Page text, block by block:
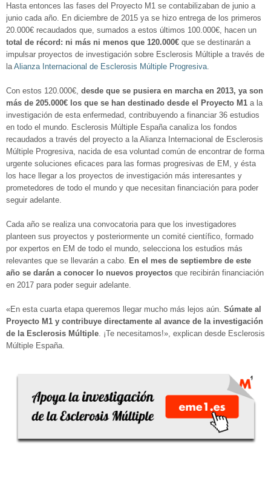
Hasta entonces las fases del Proyecto M1 se contabilizaban de junio a
junio cada año. En diciembre de 2015 ya se hizo entrega de los primeros
20.000€ recaudados que, sumados a estos últimos 100.000€, hacen un
total de récord: ni más ni menos que 120.000€ que se destinarán a
impulsar proyectos de investigación sobre Esclerosis Múltiple a través de
la Alianza Internacional de Esclerosis Múltiple Progresiva
Con estos 120.000€, desde que se pusiera en marcha en 2013, ya son
más de 205.000€ los que se han destinado desde el Proyecto M1 a la
investigación de esta enfermedad, contribuyendo a financiar 36 estudios
en todo el mundo. Esclerosis Múltiple España canaliza los fondos
recaudados a través del proyecto a la Alianza Internacional de Esclerosis
Múltiple Progresiva, nacida de esa voluntad común de encontrar de forma
urgente soluciones eficaces para las formas progresivas de EM, y ésta
los hace llegar a los proyectos de investigación más interesantes y
prometedores de todo el mundo y que necesitan financiación para poder
seguir adelante.
Cada año se realiza una convocatoria para que los investigadores
planteen sus proyectos y posteriormente un comité científico, formado
por expertos en EM de todo el mundo, selecciona los estudios más
relevantes que se llevarán a cabo. En el mes de septiembre de este
año se darán a conocer lo nuevos proyectos que recibirán financiación
en 2017 para poder seguir adelante.
«En esta cuarta etapa queremos llegar mucho más lejos aún. Súmate al
Proyecto M1 y contribuye directamente al avance de la investigación
de la Esclerosis Múltiple . ¡Te necesitamos!», explican desde Esclerosis
Múltiple España.